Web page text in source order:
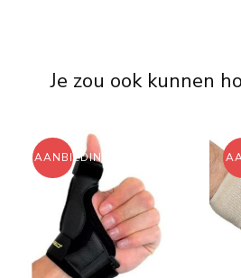
Je zou ook kunnen
AANBIEDING!